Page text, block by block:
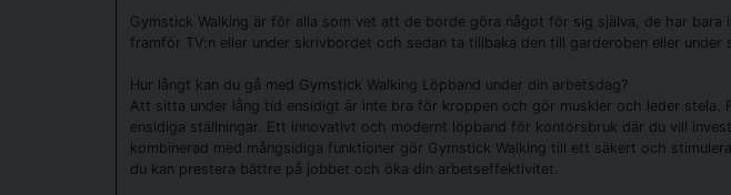
Gymstick Walking är för alla som vet att de borde göra något för sig själva, de har
framför TV:n eller under skrivbordet och sedan ta tillbaka den till garderoben eller under
Hur långt kan du gå med Gymstick Walking Löpband under din arbetsdag?
Att sitta under lång tid ensidigt är inte bra för kroppen och gör muskler och leder
ensidiga ställningar. Ett innovativt och modernt löpband för kontorsbruk där du vill
kombinerad med mångsidiga funktioner gör Gymstick Walking till ett säkert och
du kan prestera bättre på jobbet och öka din arbetseffektivitet.